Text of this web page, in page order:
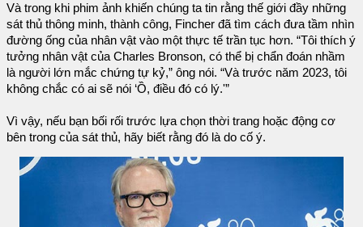
Và trong khi phim ảnh khiến chúng ta tin rằng thế giới đầy những
sát thủ thông minh, thành công, Fincher đã tìm cách đưa tầm nhìn
đường ống của nhân vật vào một thực tế trần tục hơn. “Tôi thích ý
tưởng nhân vật của Charles Bronson, có thể bị chẩn đoán nhầm
là người lớn mắc chứng tự kỷ,” ông nói. “Và trước năm 2023, tôi
không chắc có ai sẽ nói ‘Ồ, điều đó có lý.'”
Vì vậy, nếu bạn bối rối trước lựa chọn thời trang hoặc động cơ
bên trong của sát thủ, hãy biết rằng đó là do cố ý.